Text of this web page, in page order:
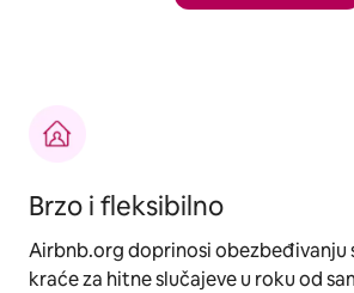
Brzo i fleksibilno
Airbnb.org doprinosi obezbeđivanju
kraće za hitne slučajeve u roku od